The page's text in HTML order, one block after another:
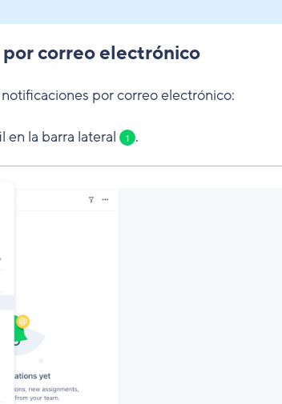
correo electrónico
por correo electrónico:
en la barra lateral 1 .